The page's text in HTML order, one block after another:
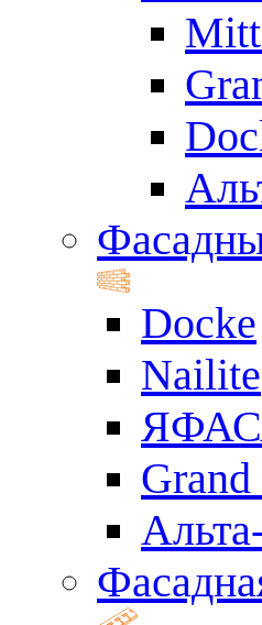
Docke
Nailite